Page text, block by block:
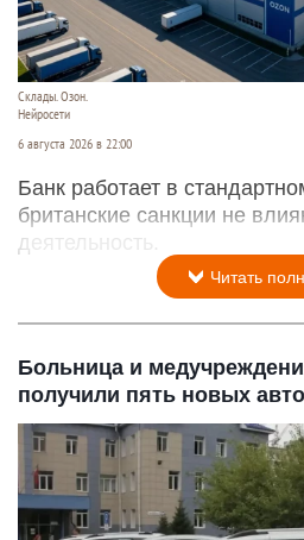
Склады. Озон.
Нейросети
6 августа 2026 в 22:00
Банк работает в
британские санкции не
деятельность.
Читать
Больница и
получили пять новых